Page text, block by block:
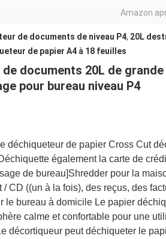
Amazon
de documents de niveau P4, 20L
de papier A4 à 18 feuilles
documents 20L de
pour bureau niveau P4
déchiqueteur de papier Cross Cut
également la carte de
de bureau]Shredder pour la
CD ((un à la fois), des reçus, des
le bureau à domicile Le papier
calme et confortable pour une
décortiqueur peut déchiqueter le